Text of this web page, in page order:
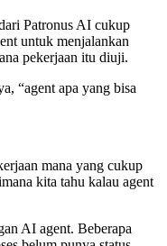
Patronus AI cukup
untuk menjalankan
pekerjaan itu diuji.
“agent apa yang bisa
mana yang cukup
kita tahu kalau agent
AI agent. Beberapa